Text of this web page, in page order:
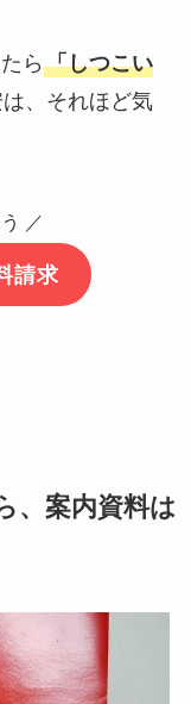
ら 「しつこい
、それほど気
／
請求
、案内資料は